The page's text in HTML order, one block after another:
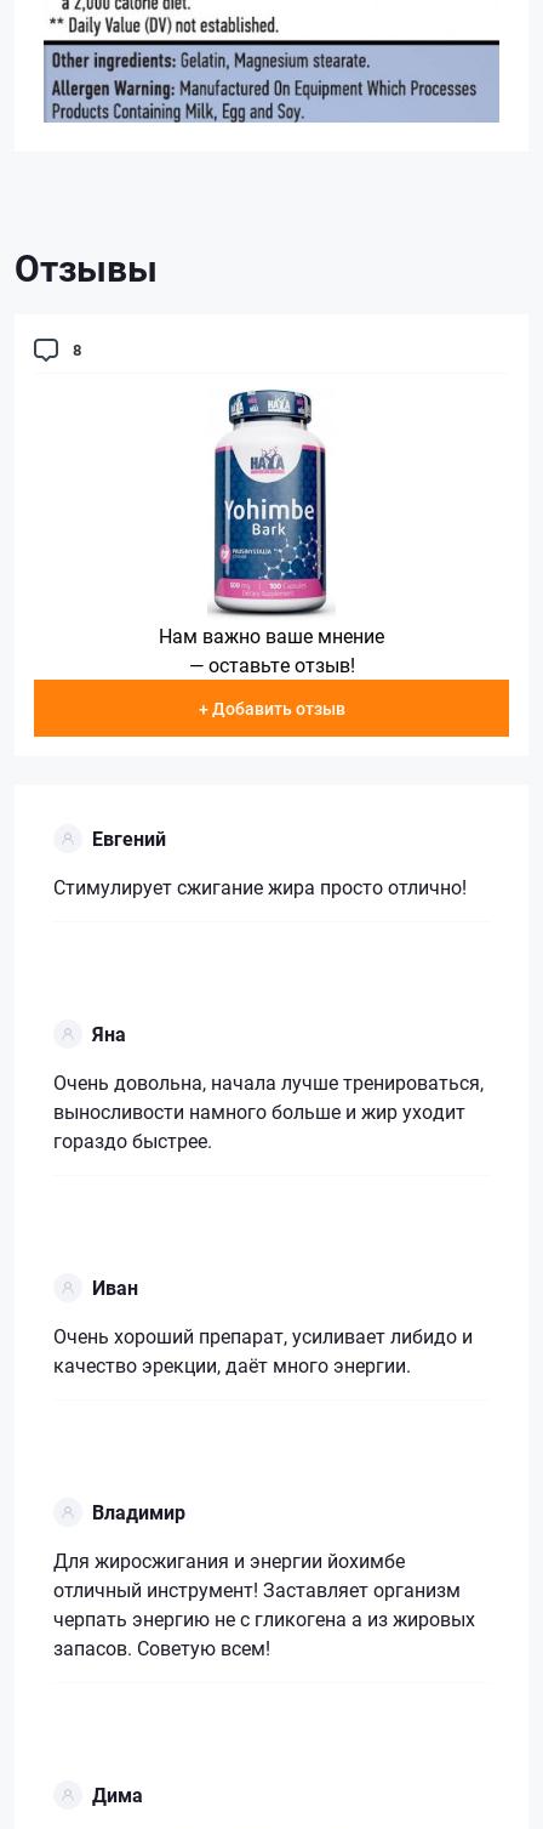
Отзывы
8
Нам важно ваше мнение
— оставьте отзыв!
+ Добавить отзыв
Евгений
Стимулирует сжигание жира просто отлично!
Яна
Очень довольна, начала лучше тренироваться,
выносливости намного больше и жир уходит
гораздо быстрее.
Иван
Очень хороший препарат, усиливает либидо и
качество эрекции, даёт много энергии.
Владимир
Для жиросжигания и энергии йохимбе
отличный инструмент! Заставляет организм
черпать энергию не с гликогена а из жировых
запасов. Советую всем!
Дима